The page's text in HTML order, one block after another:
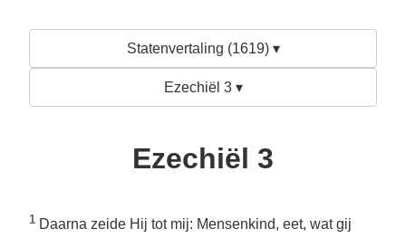
Statenvertaling (1619) ▾
Ezechiël 3 ▾
Ezechiël 3
1 Daarna zeide Hij tot mij: Mensenkind, eet, wat gij